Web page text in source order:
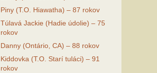
Piny (T.O. Hiawatha) – 87 rokov
Túlavá Jackie (Hadie údolie) – 75
rokov
Danny (Ontário, CA) – 88 rokov
Kiddovka (T.O. Starí tuláci) – 91
rokov